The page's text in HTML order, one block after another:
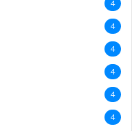
4
4
4
4
4
4